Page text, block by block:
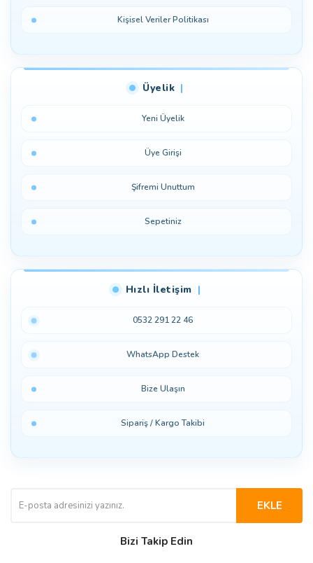
Kişisel Veriler Politikası
Üyelik
Yeni Üyelik
Üye Girişi
Şifremi Unuttum
Sepetiniz
Hızlı İletişim
0532 291 22 46
WhatsApp Destek
Bize Ulaşın
Sipariş / Kargo Takibi
EKLE
Bizi Takip Edin